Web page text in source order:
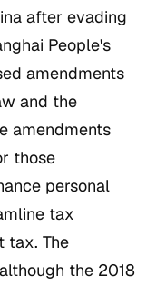
after evading
People's
amendments
and the
amendments
those
personal
tax
tax. The
the 2018